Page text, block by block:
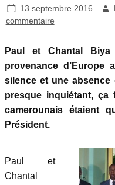
13 septembre 2016
commentaire
Paul et Chantal
provenance d’Europe
silence et une
presque inquiétant,
camerounais étaient
Président.
Paul et
Chantal